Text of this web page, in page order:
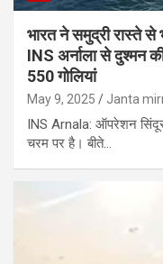
भारत ने समुद्री रास्‍ते से
INS अर्नाला से दुश्मन
550 गोलियां
May 9, 2025 Janta
INS Arnala: ऑपरेशन
चरम पर है। बीते…